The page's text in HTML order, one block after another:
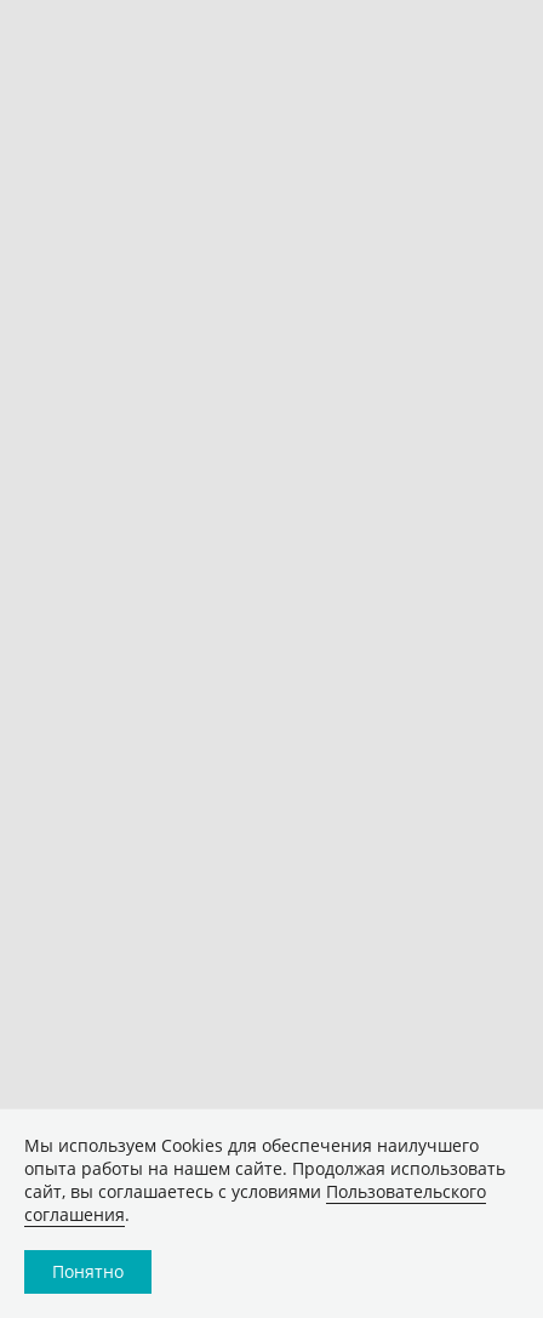
Мы используем Сookies для обеспечения наилучшего
опыта работы на нашем сайте. Продолжая использовать
сайт, вы соглашаетесь с условиями Пользовательского
соглашения.
Понятно